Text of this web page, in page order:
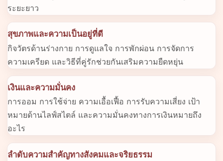
ระยะยาว
สุขภาพและความเป็นอยู่ที่ดี
กิจวัตรด้านร่างกาย การดูแลใจ การพักผ่อน การจัดการ
ความเครียด และวิธีที่คู่รักช่วยกันเสริมความยืดหยุ่น
เงินและความมั่นคง
การออม การใช้จ่าย ความเอื้อเฟื้อ การรับความเสี่ยง เป้า
หมายด้านไลฟ์สไตล์ และความมั่นคงทางการเงินหมายถึง
อะไร
ลำดับความสำคัญทางสังคมและจริยธรรม